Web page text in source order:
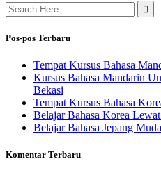
Search
for:
Pos-pos Terbaru
Tempat Kursus Bahasa
Kursus Bahasa Mandarin
Bekasi
Tempat Kursus Bahasa
Belajar Bahasa Korea
Belajar Bahasa Jepang
Komentar Terbaru